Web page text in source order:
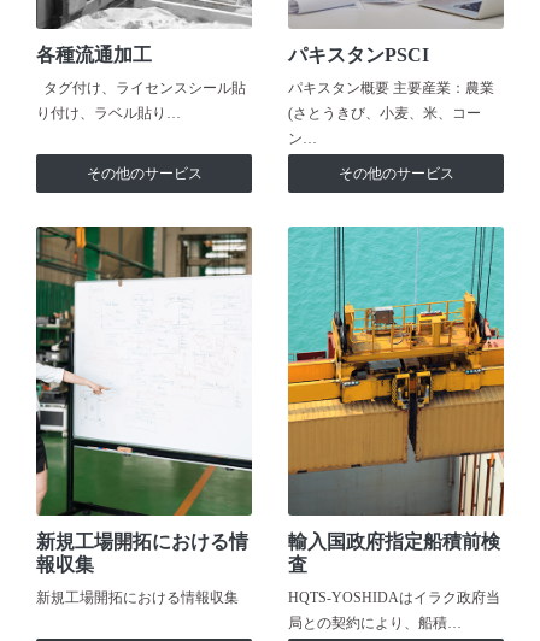
各種流通加工
タグ付け、ライセンスシール貼
り付け、ラベル貼り…
その他のサービス
パキスタンPSCI
パキスタン概要 主要産業：農業
(さとうきび、小麦、米、コー
ン…
その他のサービス
新規工場開拓における情
報収集
新規工場開拓における情報収集
輸入国政府指定船積前検
査
HQTS-YOSHIDAはイラク政府当
局との契約により、船積…